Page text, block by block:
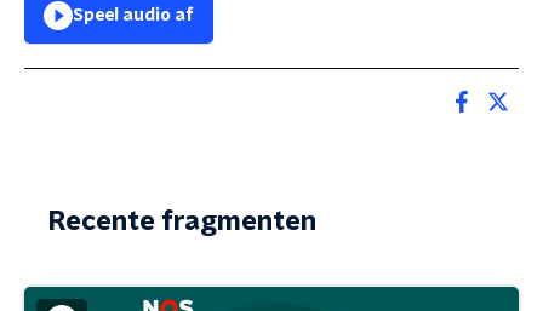
Speel audio af
Recente fragmenten